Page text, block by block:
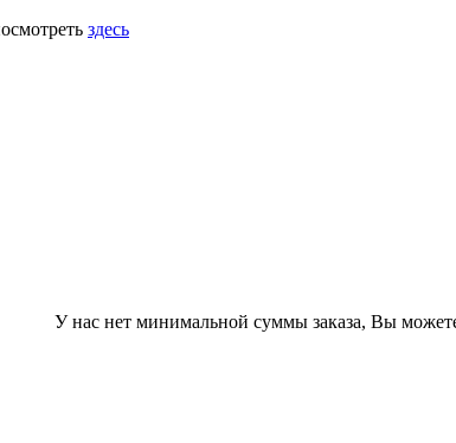
здесь
нас нет минимальной суммы заказа, Вы можете